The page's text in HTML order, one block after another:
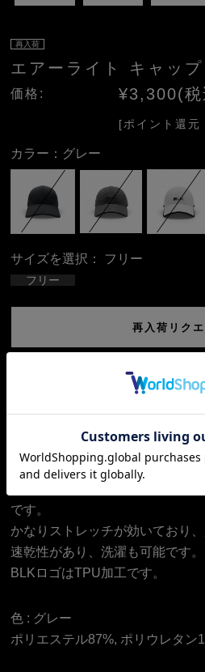
再入荷
エアーライト キャップ
価格: ¥3,300(税
[ポイント還
カラー： グレー
サイズを選択： フリー
フリー
再入荷リク
です。
かなりストレッチが効いており、
速乾性があり、洗濯も可能です。
BLKロゴはTPU加工です。
色 : グレー
ポリエステル87%, ポリウレタン